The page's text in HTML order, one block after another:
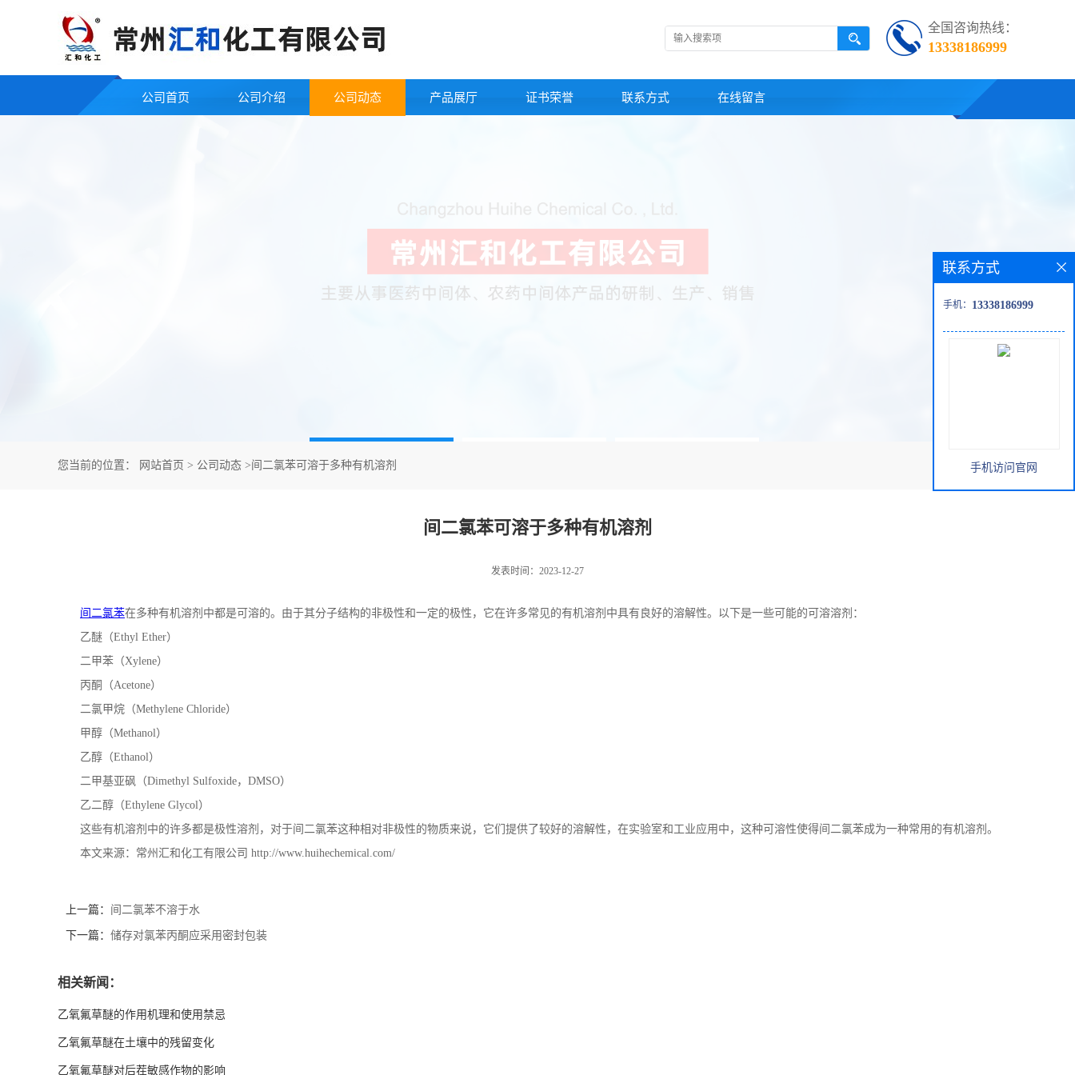
全国咨询热线：
13338186999
公司首页 公司介绍 公司动态 产品展厅 证书荣誉 联系方式 在线留言
您当前的位置： 网站首页 > 公司动态 >间二氯苯可溶于多种有机溶剂
间二氯苯可溶于多种有机溶剂
发表时间：2023-12-27
间二氯苯在多种有机溶剂中都是可溶的。由于其分子结构的非极性和一定的极性，它在许多常见的有机溶剂中具有良好的溶解性。以下是一些可能的可溶溶剂：
乙醚（Ethyl Ether）
二甲苯（Xylene）
丙酮（Acetone）
二氯甲烷（Methylene Chloride）
甲醇（Methanol）
乙醇（Ethanol）
二甲基亚砜（Dimethyl Sulfoxide， DMSO）
乙二醇（Ethylene Glycol）
这些有机溶剂中的许多都是极性溶剂，对于间二氯苯这种相对非极性的物质来说，它们提供了较好的溶解性，在实验室和工业应用中，这种可溶性使得间二氯苯成为一种常用的有机溶剂。
本文来源：常州汇和化工有限公司 http://www.huihechemical.com/
上一篇： 间二氯苯不溶于水
下一篇： 储存对氯苯丙酮应采用密封包装
相关新闻：
乙氧氟草醚的作用机理和使用禁忌
乙氧氟草醚在土壤中的残留变化
乙氧氟草醚对后茬敏感作物的影响
联系方式
手机： 13338186999
手机访问官网